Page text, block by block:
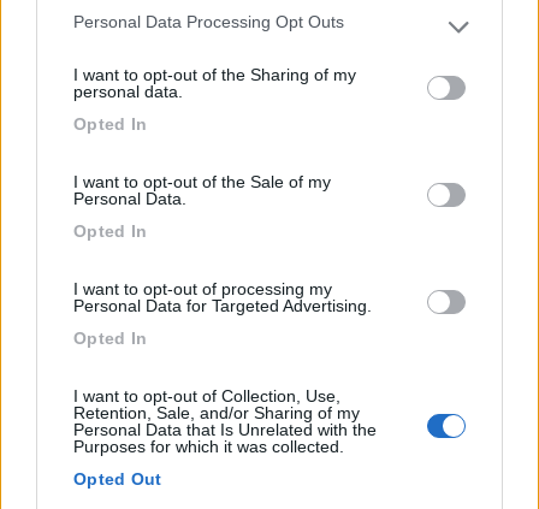
Please note that this website/app uses one or more Google
not limited to your visit or usage behaviour. You may click to
grant or deny consent to Google and its third-party tags to
use your data for below specified purposes in below Google
Personal Data Processing Opt Outs
I want to opt-out of the Sharing of my
personal data.
Opted In
I want to opt-out of the Sale of my
Personal Data.
Opted In
I want to opt-out of processing my
Personal Data for Targeted Advertising.
Opted In
I want to opt-out of Collection, Use,
Retention, Sale, and/or Sharing of my
Personal Data that Is Unrelated with the
Purposes for which it was collected.
Opted Out
Bellissimo mare con spiaggia scogli e calette
suggestive....
Crotone (KR) - 13.5km